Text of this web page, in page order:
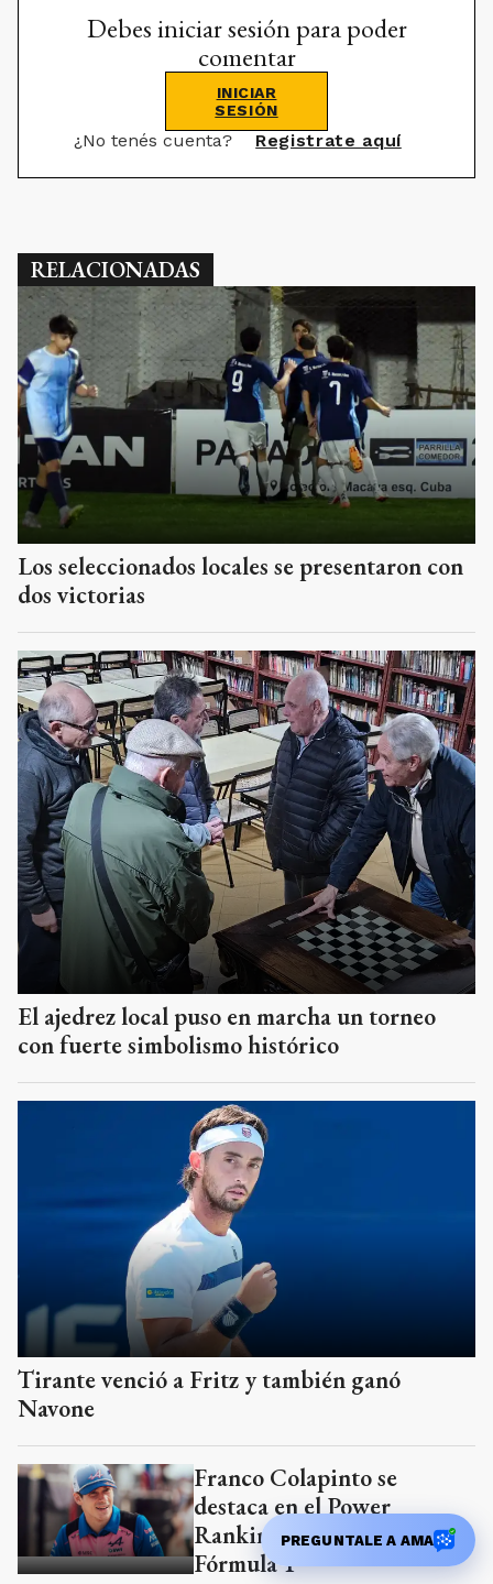
Debes iniciar sesión para poder
comentar
INICIAR
SESIÓN
¿No tenés cuenta? Registrate aquí
RELACIONADAS
Los seleccionados locales se presentaron con
dos victorias
El ajedrez local puso en marcha un torneo
con fuerte simbolismo histórico
Tirante venció a Fritz y también ganó
Navone
Franco Colapinto se
destaca en el Power
Rankings oficial de la
Fórmula 1
PREGUNTALE A AMA